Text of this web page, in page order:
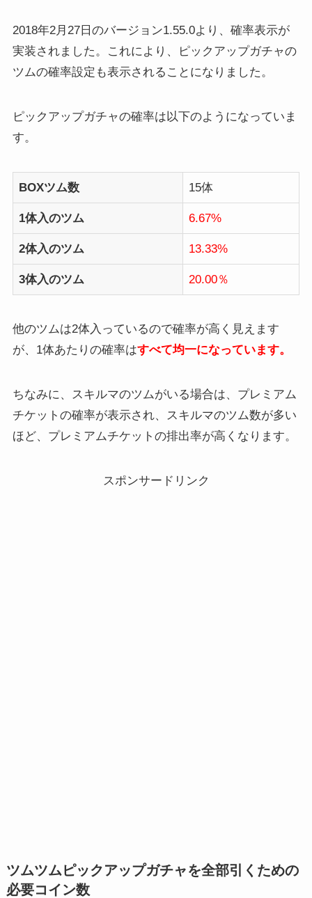
2018年2月27日のバージョン1.55.0より、確率表示が
実装されました。これにより、ピックアップガチャの
ツムの確率設定も表示されることになりました。
ピックアップガチャの確率は以下のようになっていま
す。
BOXツム数 15体
1体入のツム 6.67%
2体入のツム 13.33%
3体入のツム 20.00％
他のツムは2体入っているので確率が高く見えます
が、1体あたりの確率はすべて均一になっています。
ちなみに、スキルマのツムがいる場合は、プレミアム
チケットの確率が表示され、スキルマのツム数が多い
ほど、プレミアムチケットの排出率が高くなります。
スポンサードリンク
ツムツムピックアップガチャを全部引くための
必要コイン数